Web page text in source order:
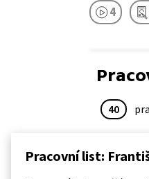
4
40
Pracovní list: